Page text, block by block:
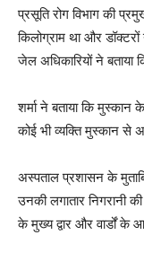
प्रसूति रोग विभाग की
किलोग्राम था और
जेल अधिकारियों ने बताया
शर्मा ने बताया कि मुस्कान
कोई भी व्यक्ति मुस्कान से
अस्पताल प्रशासन के
उनकी लगातार निगरानी
के मुख्य द्वार और वार्डों के